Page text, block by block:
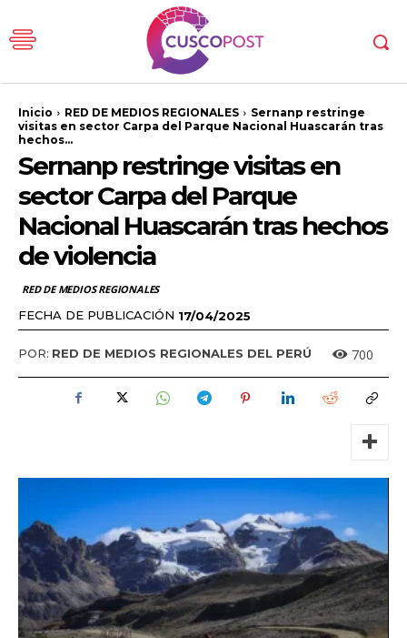
Inicio RED DE MEDIOS REGIONALES
Sernanp restringe
visitas en sector Carpa del Parque Nacional Huascarán tras
hechos...
Sernanp restringe visitas en
sector Carpa del Parque
Nacional Huascarán tras hechos
de violencia
RED DE MEDIOS REGIONALES
FECHA DE PUBLICACIÓN 17/04/2025
POR: RED DE MEDIOS REGIONALES DEL PERÚ 700